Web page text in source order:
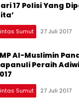
17 Polisi Yang
Sumut 27 Juli 2017
Al-Muslimin
Peraih
Sumut 27 Juli 2017